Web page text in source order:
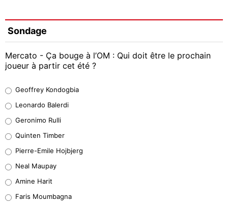
Sondage
Mercato - Ça bouge à l’OM : Qui doit être le prochain
joueur à partir cet été ?
38%
32%
4%
1%
Geoffrey Kondogbia
Leonardo Balerdi
Geronimo Rulli
Quinten Timber
Pierre-Emile Hojbjerg
Neal Maupay
Amine Harit
Faris Moumbagna